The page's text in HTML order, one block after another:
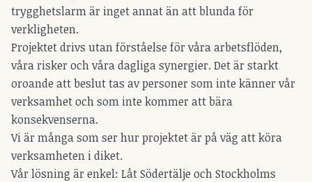
trygghetslarm är inget annat än att blunda för
verkligheten.
Projektet drivs utan förståelse för våra arbetsflöden,
våra risker och våra dagliga synergier. Det är starkt
oroande att beslut tas av personer som inte känner vår
verksamhet och som inte kommer att bära
konsekvenserna.
Vi är många som ser hur projektet är på väg att köra
verksamheten i diket.
Vår lösning är enkel: Låt Södertälje och Stockholms